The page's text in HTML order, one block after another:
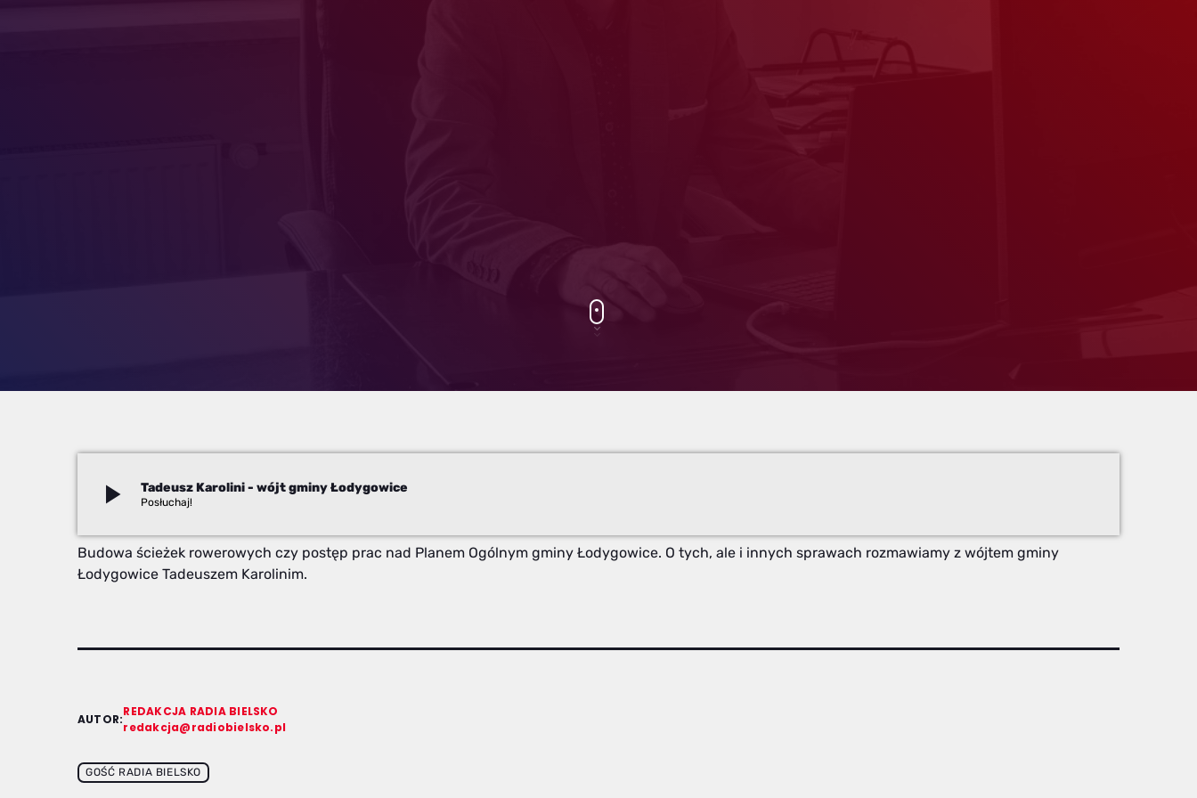
play_arrow Tadeusz Karolini - wójt gminy Łodygowice
Budowa ścieżek rowerowych czy postęp prac nad Planem Ogólnym gminy Łodygowice. O tych, ale i innych sprawach rozmawiamy z wójtem gminy
Łodygowice Tadeuszem Karolinim.
AUTOR:
REDAKCJA RADIA BIELSKO
redakcja@radiobielsko.pl
GOŚĆ RADIA BIELSKO